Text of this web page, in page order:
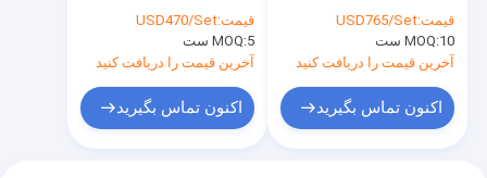
های یکبار مصرف
قیمت:USD470/Set
MOQ:5 ست
آخرین قیمت را دریافت کنید
اکنون تماس بگیرید
پیکسل
قیمت:USD765/Set
MOQ:10 ست
آخرین قیمت را دریافت کنید
اکنون تماس بگیرید